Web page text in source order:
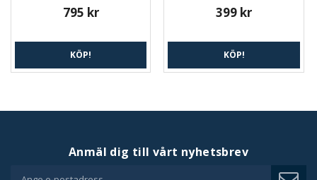
795 kr
KÖP!
399 kr
KÖP!
Anmäl dig till vårt nyhetsbrev